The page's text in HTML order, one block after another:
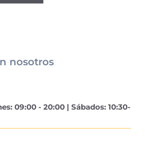
nosotros
09:00 - 20:00 | Sábados: 10:30-